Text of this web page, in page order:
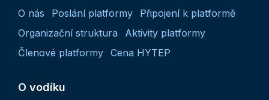
O nás Poslání platformy
Připojení k platformě
Organizační struktura
Aktivity platformy
Členové platformy Cena HYTEP
O vodíku